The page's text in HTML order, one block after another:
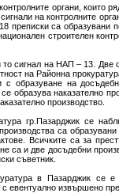
органи, които
на контролните
преписки са образувани
строителен
сигнал на НАП – 13. Две
на Районна
образуване на
образува наказателно
производство.
гр.Пазарджик се
са
Всичките са за
са и две досъдебни
съветник.
в Пазарджик се
евентуално извършено